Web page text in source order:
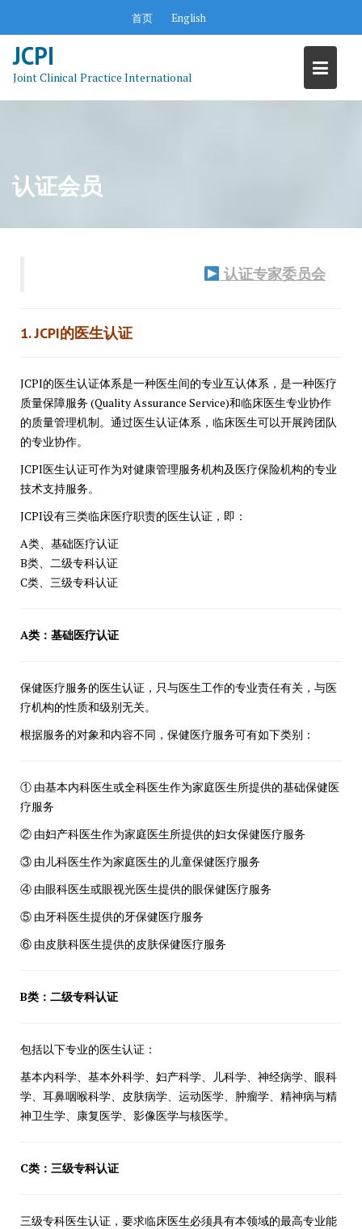
content
首页 English
JCPI
Joint Clinical Practice International
认证会员
认证专家委员会
1. JCPI的医生认证
JCPI的医生认证体系是一种医生间的专业互认体系，是一种医疗
质量保障服务 (Quality Assurance Service)和临床医生专业协作
的质量管理机制。通过医生认证体系，临床医生可以开展跨团队
的专业协作。
JCPI医生认证可作为对健康管理服务机构及医疗保险机构的专业
技术支持服务。
JCPI设有三类临床医疗职责的医生认证，即：
A类、基础医疗认证
B类、二级专科认证
C类、三级专科认证
A类：基础医疗认证
保健医疗服务的医生认证，只与医生工作的专业责任有关，与医
疗机构的性质和级别无关。
根据服务的对象和内容不同，保健医疗服务可有如下类别：
① 由基本内科医生或全科医生作为家庭医生所提供的基础保健医
疗服务
② 由妇产科医生作为家庭医生所提供的妇女保健医疗服务
③ 由儿科医生作为家庭医生的儿童保健医疗服务
④ 由眼科医生或眼视光医生提供的眼保健医疗服务
⑤ 由牙科医生提供的牙保健医疗服务
⑥ 由皮肤科医生提供的皮肤保健医疗服务
B类：二级专科认证
包括以下专业的医生认证：
基本内科学、基本外科学、妇产科学、儿科学、神经病学、眼科
学、耳鼻咽喉科学、皮肤病学、运动医学、肿瘤学、精神病与精
神卫生学、康复医学、影像医学与核医学。
C类：三级专科认证
三级专科医生认证，要求临床医生必须具有本领域的最高专业能